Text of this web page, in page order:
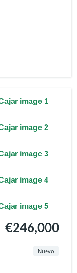
€246,000
Nuevo